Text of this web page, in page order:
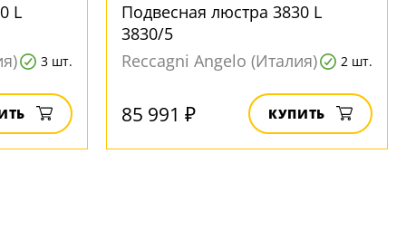
L
3 шт.
Подвесная люстра 3830 L
3830/5
Reccagni Angelo (Италия)
2 шт.
85 991 ₽ КУПИТЬ